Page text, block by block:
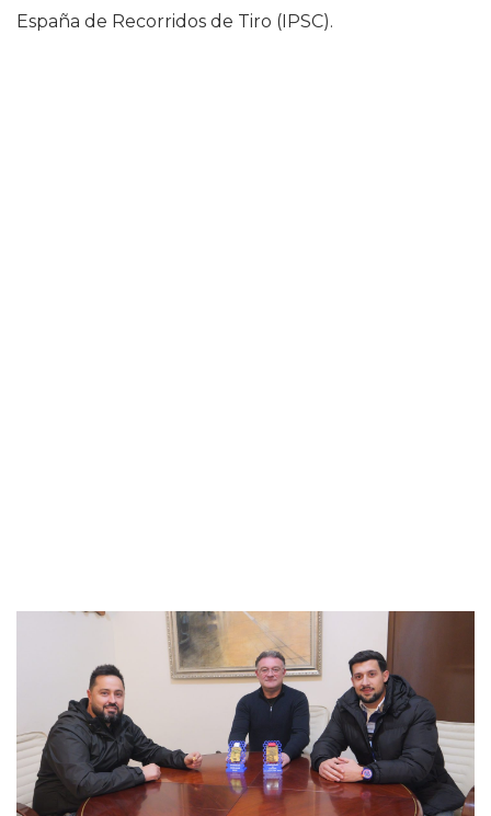
España de Recorridos de Tiro (IPSC).